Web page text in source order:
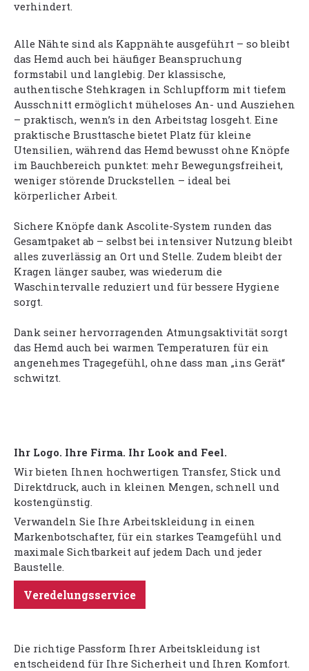
verhindert.
Alle Nähte sind als Kappnähte ausgeführt – so bleibt
das Hemd auch bei häufiger Beanspruchung
formstabil und langlebig. Der klassische,
authentische Stehkragen in Schlupfform mit tiefem
Ausschnitt ermöglicht müheloses An- und Ausziehen
– praktisch, wenn’s in den Arbeitstag losgeht. Eine
praktische Brusttasche bietet Platz für kleine
Utensilien, während das Hemd bewusst ohne Knöpfe
im Bauchbereich punktet: mehr Bewegungsfreiheit,
weniger störende Druckstellen – ideal bei
körperlicher Arbeit.
Sichere Knöpfe dank Ascolite-System runden das
Gesamtpaket ab – selbst bei intensiver Nutzung bleibt
alles zuverlässig an Ort und Stelle. Zudem bleibt der
Kragen länger sauber, was wiederum die
Waschintervalle reduziert und für bessere Hygiene
sorgt.
Dank seiner hervorragenden Atmungsaktivität sorgt
das Hemd auch bei warmen Temperaturen für ein
angenehmes Tragegefühl, ohne dass man „ins Gerät“
schwitzt.
Ihr Logo. Ihre Firma. Ihr Look and Feel.
Wir bieten Ihnen hochwertigen Transfer, Stick und
Direktdruck, auch in kleinen Mengen, schnell und
kostengünstig.
Verwandeln Sie Ihre Arbeitskleidung in einen
Markenbotschafter, für ein starkes Teamgefühl und
maximale Sichtbarkeit auf jedem Dach und jeder
Baustelle.
Veredelungsservice
Die richtige Passform Ihrer Arbeitskleidung ist
entscheidend für Ihre Sicherheit und Ihren Komfort.